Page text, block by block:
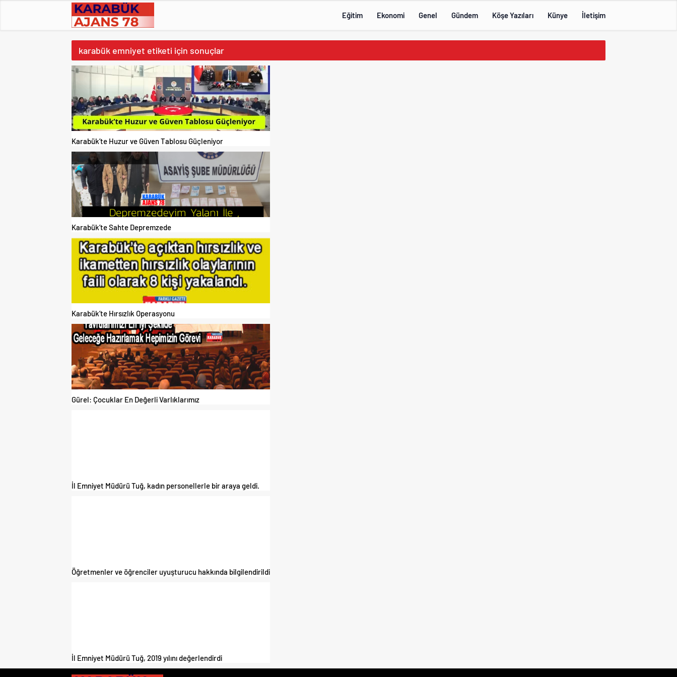
Eğitim Ekonomi Genel Gündem Köşe Yazıları Künye İletişim
karabük emniyet etiketi için sonuçlar
Karabük’te Huzur ve Güven Tablosu Güçleniyor
Karabük’te Sahte Depremzede
Karabük’te Hırsızlık Operasyonu
Gürel: Çocuklar En Değerli Varlıklarımız
İl Emniyet Müdürü Tuğ, kadın personellerle bir araya geldi.
Öğretmenler ve öğrenciler uyuşturucu hakkında bilgilendirildi
İl Emniyet Müdürü Tuğ, 2019 yılını değerlendirdi